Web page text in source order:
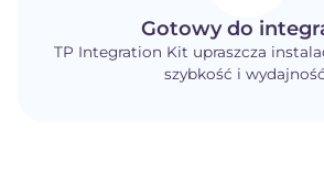
Gotowy do
TP Integration Kit upraszcza
szybkość i